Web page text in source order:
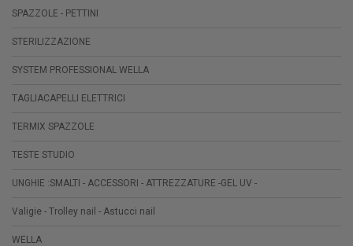
SPAZZOLE - PETTINI
STERILIZZAZIONE
SYSTEM PROFESSIONAL WELLA
TAGLIACAPELLI ELETTRICI
TERMIX SPAZZOLE
TESTE STUDIO
UNGHIE :SMALTI - ACCESSORI - ATTREZZATURE -GEL UV -
Valigie - Trolley nail - Astucci nail
WELLA